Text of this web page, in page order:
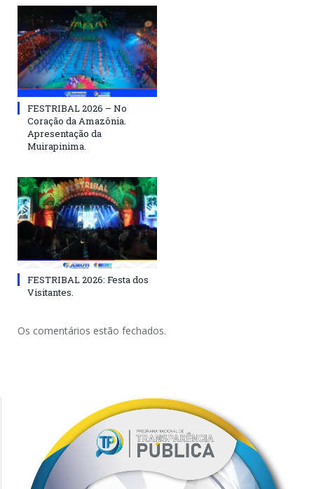
FESTRIBAL 2026 – No
Coração da Amazônia.
Apresentação da
Muirapinima.
FESTRIBAL 2026: Festa dos
Visitantes.
Os comentários estão fechados.